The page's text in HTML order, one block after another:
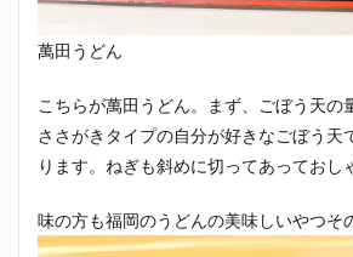
萬田うどん
こちらが萬田うどん。まず、ごぼう天の
ささがきタイプの自分が好きなごぼう天
ります。ねぎも斜めに切ってあっておし
味の方も福岡のうどんの美味しいやつそ